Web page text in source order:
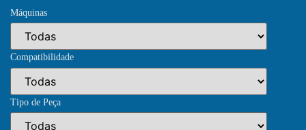
Máquinas
Compatibilidade
Tipo de Peça